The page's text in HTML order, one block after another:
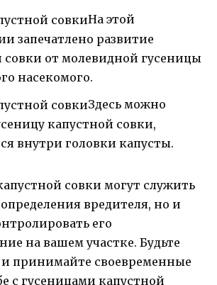
На этой
запечатлено развитие
совки от молевидной гусеницы
насекомого.
Здесь можно
капустной совки,
внутри головки капусты.
совки могут служить
вредителя, но и
его
на вашем участке. Будьте
принимайте своевременные
с гусеницами капустной